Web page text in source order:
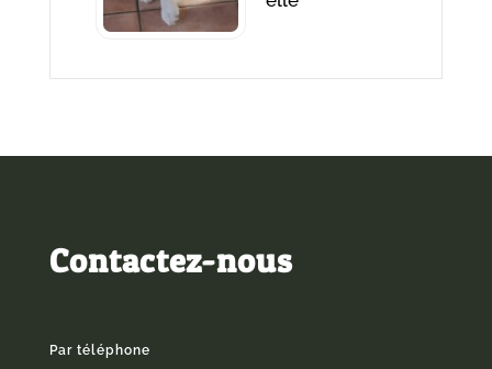
Contactez-nous
Par téléphone